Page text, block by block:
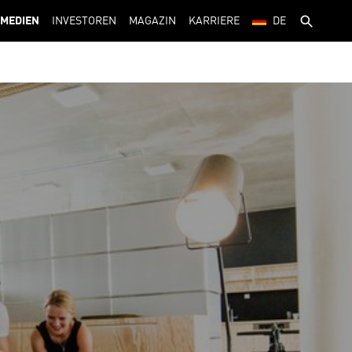
MEDIEN INVESTOREN MAGAZIN KARRIERE DE